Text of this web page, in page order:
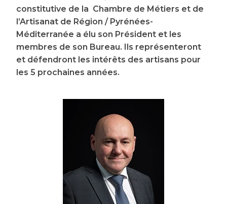
constitutive de la Chambre de Métiers et de
l’Artisanat de Région / Pyrénées-
Méditerranée a élu son Président et les
membres de son Bureau. Ils représenteront
et défendront les intérêts des artisans pour
les 5 prochaines années.